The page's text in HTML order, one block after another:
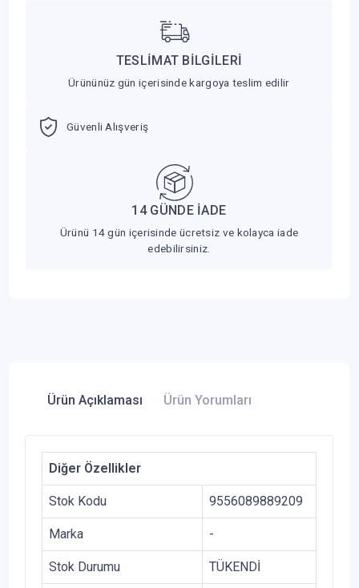
TESLİMAT BİLGİLERİ
Ürününüz gün içerisinde kargoya teslim edilir
Güvenli Alışveriş
14 GÜNDE İADE
Ürünü 14 gün içerisinde ücretsiz ve kolayca iade
edebilirsiniz.
Ürün Açıklaması Ürün Yorumları
Diğer Özellikler
Stok Kodu 9556089889209
Marka -
Stok Durumu TÜKENDİ